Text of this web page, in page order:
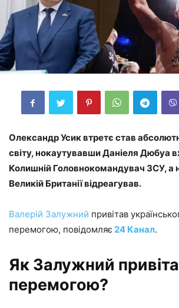
Олександр Усик втретє став
світу, нокаутувавши Даніеля Дюбуа
Колишній Головнокомандувач ЗСУ, а
Великій Британії відреагував.
Валерій Залужний привітав
перемогою, повідомляє 24 Канал.
Як Залужний
перемогою?